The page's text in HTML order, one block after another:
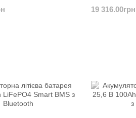
19 316.00грн